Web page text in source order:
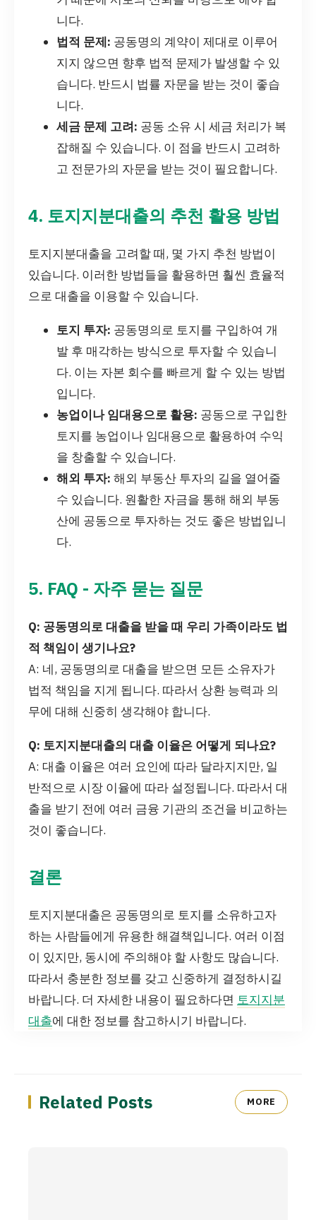
니다.
법적 문제: 공동명의 계약이 제대로 이루어
지지 않으면 향후 법적 문제가 발생할 수 있
습니다. 반드시 법률 자문을 받는 것이 좋습
니다.
세금 문제 고려: 공동 소유 시 세금 처리가 복
잡해질 수 있습니다. 이 점을 반드시 고려하
고 전문가의 자문을 받는 것이 필요합니다.
4. 토지지분대출의 추천 활용 방법
토지지분대출을 고려할 때, 몇 가지 추천 방법이
있습니다. 이러한 방법들을 활용하면 훨씬 효율적
으로 대출을 이용할 수 있습니다.
토지 투자: 공동명의로 토지를 구입하여 개
발 후 매각하는 방식으로 투자할 수 있습니
다. 이는 자본 회수를 빠르게 할 수 있는 방법
입니다.
농업이나 임대용으로 활용: 공동으로 구입한
토지를 농업이나 임대용으로 활용하여 수익
을 창출할 수 있습니다.
해외 투자: 해외 부동산 투자의 길을 열어줄
수 있습니다. 원활한 자금을 통해 해외 부동
산에 공동으로 투자하는 것도 좋은 방법입니
다.
5. FAQ - 자주 묻는 질문
Q: 공동명의로 대출을 받을 때 우리 가족이라도 법
적 책임이 생기나요?
A: 네, 공동명의로 대출을 받으면 모든 소유자가
법적 책임을 지게 됩니다. 따라서 상환 능력과 의
무에 대해 신중히 생각해야 합니다.
Q: 토지지분대출의 대출 이율은 어떻게 되나요?
A: 대출 이율은 여러 요인에 따라 달라지지만, 일
반적으로 시장 이율에 따라 설정됩니다. 따라서 대
출을 받기 전에 여러 금융 기관의 조건을 비교하는
것이 좋습니다.
결론
토지지분대출은 공동명의로 토지를 소유하고자
하는 사람들에게 유용한 해결책입니다. 여러 이점
이 있지만, 동시에 주의해야 할 사항도 많습니다.
따라서 충분한 정보를 갖고 신중하게 결정하시길
바랍니다. 더 자세한 내용이 필요하다면 토지지분
대출에 대한 정보를 참고하시기 바랍니다.
Related Posts MORE